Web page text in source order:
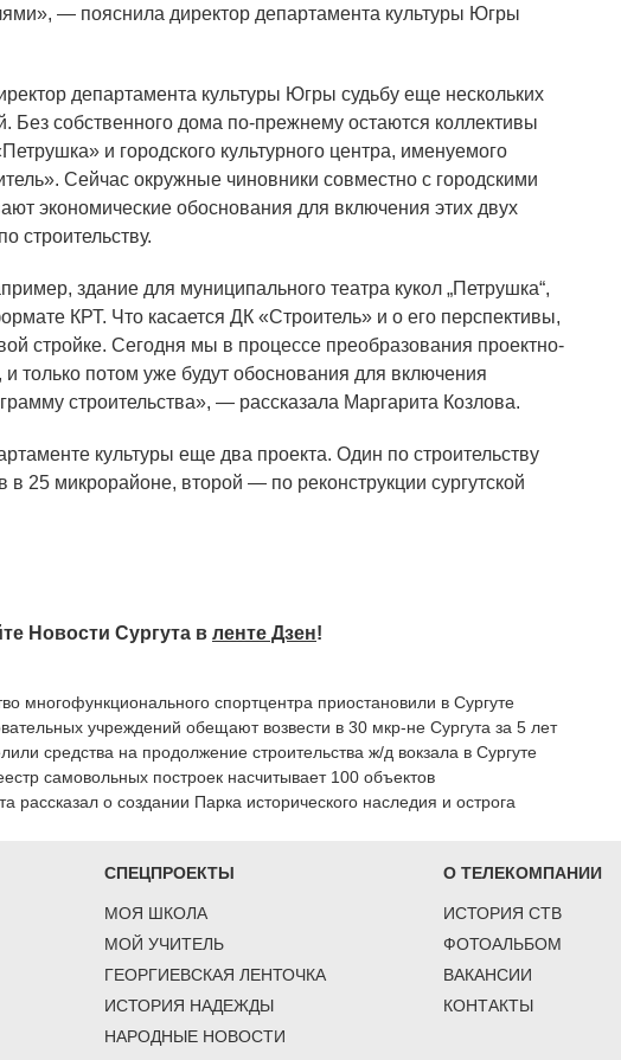
— пояснила директор департамента культуры Югры
департамента культуры Югры судьбу еще нескольких
Без собственного дома по-прежнему остаются коллективы
» и городского культурного центра, именуемого
». Сейчас окружные чиновники совместно с городскими
экономические обоснования для включения этих двух
строительству.
здание для муниципального театра кукол „Петрушка“,
КРТ. Что касается ДК «Строитель» и о его перспективы,
стройке. Сегодня мы в процессе преобразования проектно-
только потом уже будут обоснования для включения
строительства», — рассказала Маргарита Козлова.
культуры еще два проекта. Один по строительству
в 25 микрорайоне, второй — по реконструкции сургутской
Новости Сургута в ленте Дзен!
многофункционального спортцентра приостановили в Сургуте
учреждений обещают возвести в 30 мкр-не Сургута за 5 лет
средства на продолжение строительства ж/д вокзала в Сургуте
самовольных построек насчитывает 100 объектов
рассказал о создании Парка исторического наследия и острога
СПЕЦПРОЕКТЫ
МОЯ ШКОЛА
МОЙ УЧИТЕЛЬ
ГЕОРГИЕВСКАЯ ЛЕНТОЧКА
ИСТОРИЯ НАДЕЖДЫ
НАРОДНЫЕ НОВОСТИ
О ТЕЛЕКОМПАНИИ
ИСТОРИЯ СТВ
ФОТОАЛЬБОМ
ВАКАНСИИ
КОНТАКТЫ